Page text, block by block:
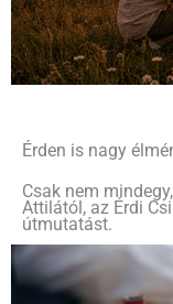
Érden is nagy
Csak nem
Attilától, az Érdi
útmutatást.